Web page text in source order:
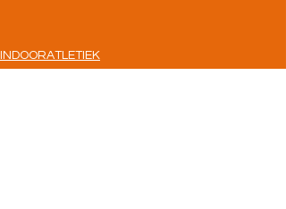
INDOORATLETIEK